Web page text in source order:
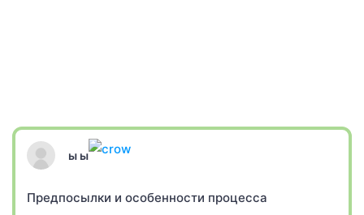
ы ы
Предпосылки и особенности процесса